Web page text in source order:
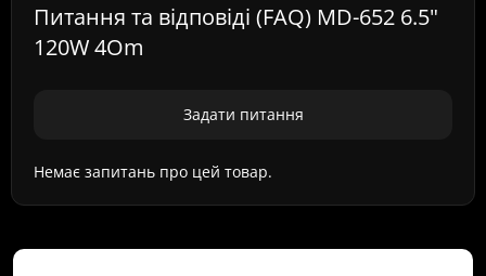
Питання та відповіді (FAQ) MD-652 6.5"
120W 4Om
Задати питання
Немає запитань про цей товар.